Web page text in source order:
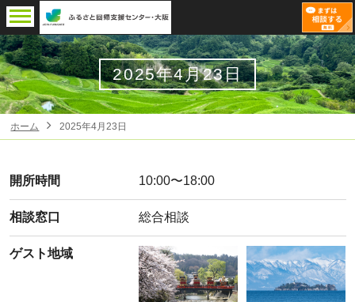
2025年4月23日
ホーム 2025年4月23日
開所時間 10:00〜18:00
相談窓口 総合相談
ゲスト地域